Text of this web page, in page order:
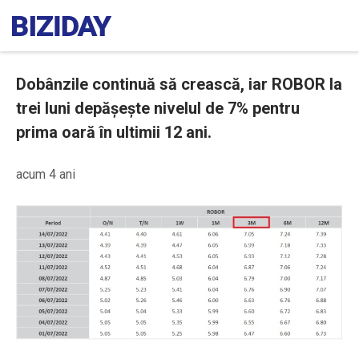
Dobânzile continuă să crească, iar ROBOR la
trei luni depășește nivelul de 7% pentru
prima oară în ultimii 12 ani.
acum 4 ani